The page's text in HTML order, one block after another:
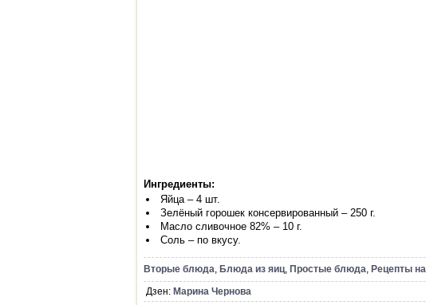
Ингредиенты:
Яйца – 4 шт.
Зелёный горошек консервированный – 250 г.
Масло сливочное 82% – 10 г.
Соль – по вкусу.
Вторые блюда, Блюда из яиц, Простые блюда, Рецепты
Дзен: Марина Чернова